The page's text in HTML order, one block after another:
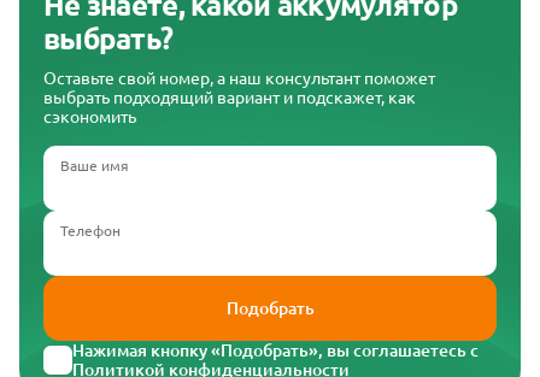
выбрать?
Оставьте свой номер, а наш консультант поможет
выбрать подходящий вариант и подскажет, как
сэкономить
Ваше имя
Телефон
Подобрать
Нажимая кнопку «Подобрать», вы соглашаетесь с
Политикой конфиденциальности